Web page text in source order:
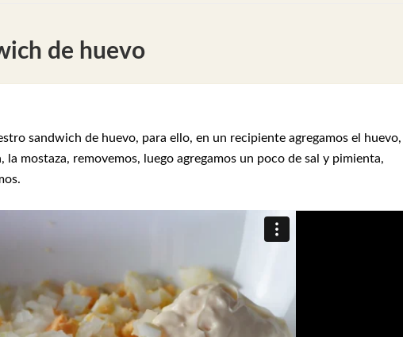
de huevo
sandwich de huevo, para ello, en un recipiente agregamos el
la mostaza, removemos, luego agregamos un poco de sal y pimienta,